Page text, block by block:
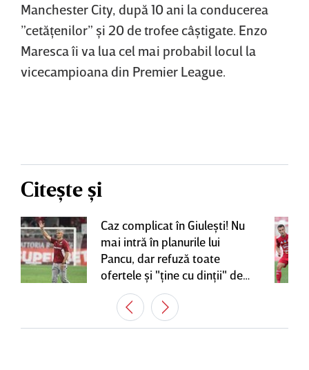
Manchester City, după 10 ani la conducerea
”cetăţenilor” şi 20 de trofee câştigate. Enzo
Maresca îi va lua cel mai probabil locul la
vicecampioana din Premier League.
Citește și
Caz complicat în Giuleşti! Nu
mai intră în planurile lui
Pancu, dar refuză toate
ofertele şi "ţine cu dinţii" de
contractul cu Rapid